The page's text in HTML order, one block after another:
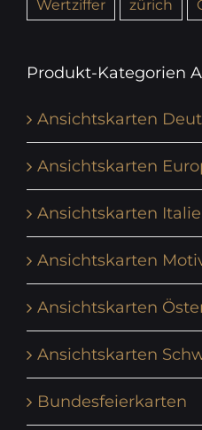
Wertziffer zürich
Produkt-Kategorien
Ansichtskarten
Ansichtskarten
Ansichtskarten
Ansichtskarten
Ansichtskarten
Ansichtskarten
Bundesfeierkarten